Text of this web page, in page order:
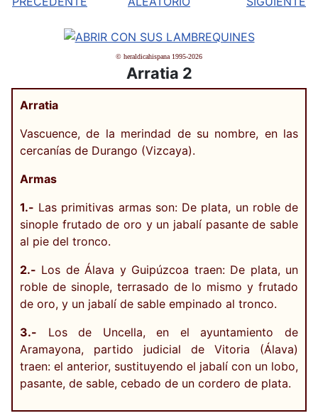
© heraldicahispana 1995-2026
Arratia 2
Arratia
Vascuence, de la merindad de su nombre, en las
cercanías de Durango (Vizcaya).
Armas
1.- Las primitivas armas son: De plata, un roble de
sinople frutado de oro y un jabalí pasante de sable
al pie del tronco.
2.- Los de Álava y Guipúzcoa traen: De plata, un
roble de sinople, terrasado de lo mismo y frutado
de oro, y un jabalí de sable empinado al tronco.
3.- Los de Uncella, en el ayuntamiento de
Aramayona, partido judicial de Vitoria (Álava)
traen: el anterior, sustituyendo el jabalí con un lobo,
pasante, de sable, cebado de un cordero de plata.